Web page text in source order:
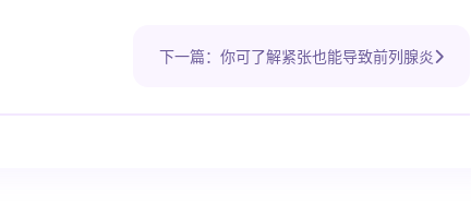
下一篇：你可了解紧张也能导致前列腺炎